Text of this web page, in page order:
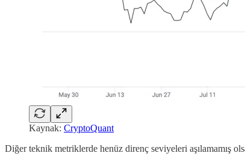
Kaynak: CryptoQuant
Diğer teknik metriklerde henüz direnç seviyeleri aşılamamış